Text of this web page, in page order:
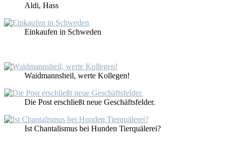
Al­di, Hass
Ein­kau­fen in Schwe­den
Waid­manns­heil, wer­te Kol­le­gen!
Die Post er­schließt neue Ge­schäfts­fel­der.
Ist Chan­ta­lis­mus bei Hun­den Tier­quä­le­rei?